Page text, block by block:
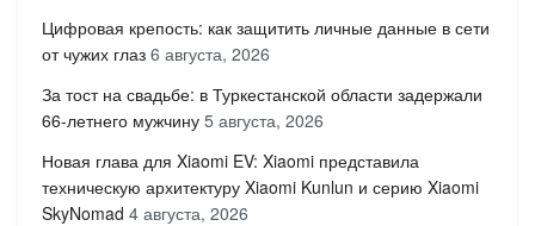
Цифровая крепость: как защитить личные данные в сети
от чужих глаз 6 августа, 2026
За тост на свадьбе: в Туркестанской области задержали
66-летнего мужчину 5 августа, 2026
Новая глава для Xiaomi EV: Xiaomi представила
техническую архитектуру Xiaomi Kunlun и серию Xiaomi
SkyNomad 4 августа, 2026